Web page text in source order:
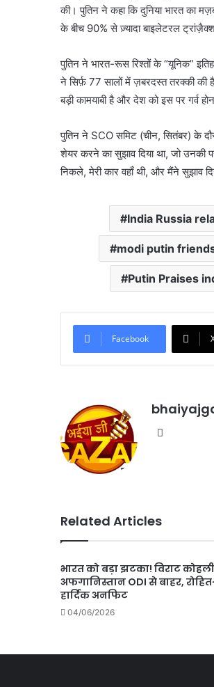
की।पुतिनने कहा कि दुनिया भारत का
के बीच 90% से ज़्यादाबाइलेटरल
पुतिनने भारत-रूस रिश्तों के “यूनिक”
नेसिर्फ़77 सालों में ज़बरदस्त तरक्की की
बड़ी कामयाबी है और देश को इस पर गर्व
पुतिनने SCOसमिट (चीन, सितंबर) के
शेयर करने का सुझाव दिया था, जो उनकी
निकले, मेरी कार वहाँ थी, और मैंने सुझाव
India Russia
modi putin
Putin Praises
Facebook
Related Articles
भारत को बड़ा झटका! विराट कोहली
अफगानिस्तान ODI से बाहर,
हार्दिक अनफिट
04/06/2026